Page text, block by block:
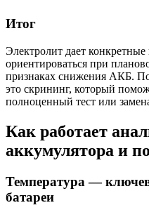
Итог
Электролит дает
ориентироваться при
признаках снижения АКБ.
это скрининг, который
полноценный тест или
Как работает
аккумулятора и
Температура —
батареи